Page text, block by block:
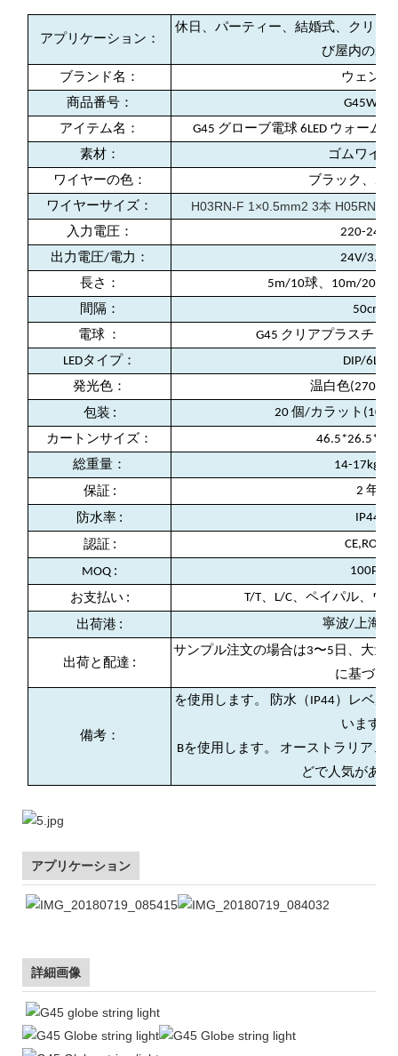
アプリケーション：
休日、パーティー、結婚式、クリス
び屋内の装
ブランド名：
ウェンダ
商品番号：
G45W01
アイテム名：
G45 グローブ電球 6LED ウォーム
素材：
ゴムワイヤ
ワイヤーの色：
ブラック、ホ
ワイヤーサイズ：
H03RN-F 1×0.5mm2 3本 H05RN-F
入力電圧：
220-240V
出力電圧/電力：
24V/3.5W
長さ：
5m/10球、10m/20球
間隔：
50cm
電球 ：
G45 クリアプラスチッ
LEDタイプ：
DIP/6LED
発光色：
温白色(2700-
包装 :
20 個/カラット(10
カートンサイズ：
総重量：
14-17kg/
保証 : 2 年
防水率 : IP44
認証 : CE,ROHS
MOQ : 100PC
お支払い : T/T、L/C、ペイパル、ウ
出荷港 : 寧波/上海/
出荷と配達 :
サンプル注文の場合は3〜5日、大量
に基づく
備考：
を使用します。 防水（IP44）レベル
います。
Bを使用します。 オーストラリア、
どで人気があり
アプリケーション
詳細画像